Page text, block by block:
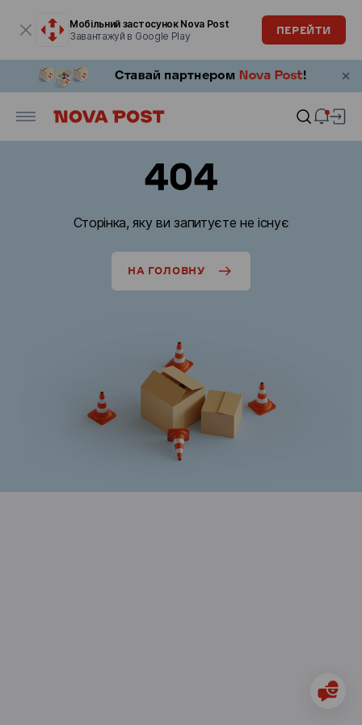
Мобільний застосунок Nova Post
Завантажуй в Google Play
ПЕРЕЙТИ
404
Сторінка, яку ви запитуєте не існує
НА ГОЛОВНУ